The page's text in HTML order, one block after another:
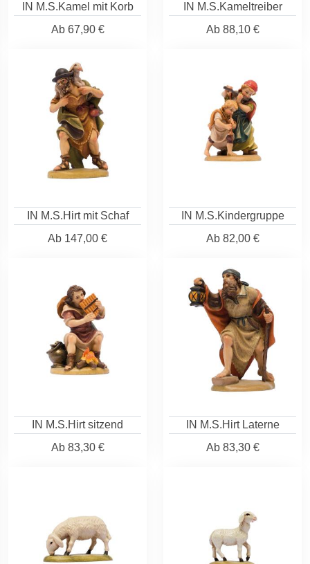
IN M.S.Kamel mit Korb
Ab67,90 €
IN M.S.Kameltreiber
Ab88,10 €
IN M.S.Hirt mit Schaf
Ab 147,00 €
IN M.S.Kindergruppe
Ab82,00 €
IN M.S.Hirt sitzend
Ab83,30 €
IN M.S.Hirt Laterne
Ab83,30 €